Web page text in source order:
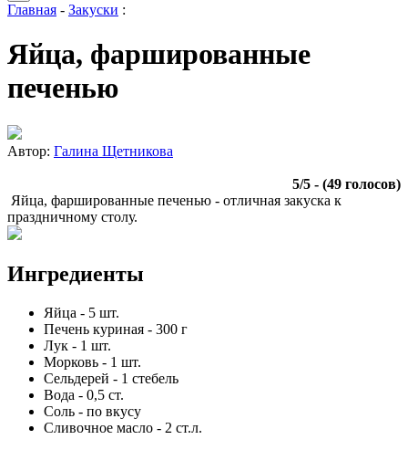
Главная - Закуски :
Яйца, фаршированные
печенью
Автор: Галина Щетникова
5/5 - (49 голосов)
Яйца, фаршированные печенью - отличная закуска к
праздничному столу.
Ингредиенты
Яйца - 5 шт.
Печень куриная - 300 г
Лук - 1 шт.
Морковь - 1 шт.
Сельдерей - 1 стебель
Вода - 0,5 ст.
Соль - по вкусу
Сливочное масло - 2 ст.л.